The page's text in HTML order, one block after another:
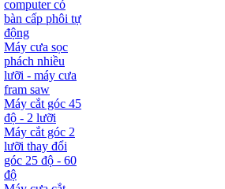
computer có
bàn cấp phôi tự
động
Máy cưa sọc
phách nhiều
lưỡi - máy cưa
fram saw
Máy cắt góc 45
độ - 2 lưỡi
Máy cắt góc 2
lưỡi thay đổi
góc 25 độ - 60
độ